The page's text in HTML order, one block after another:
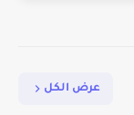
عرض الكل